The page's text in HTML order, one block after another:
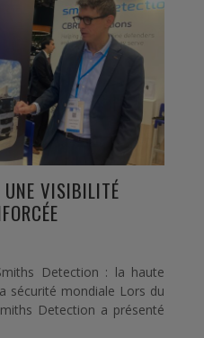
VISIBILITÉ
Detection : la haute
sécurité mondiale Lors du
Detection a présenté